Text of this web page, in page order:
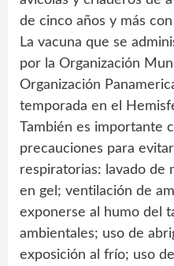
de cinco años y más
La vacuna que se
por la Organización
Organización
temporada en el
También es importante
precauciones para
respiratorias: lavado de
en gel; ventilación de
exponerse al humo del
ambientales; uso de
exposición al frío; uso